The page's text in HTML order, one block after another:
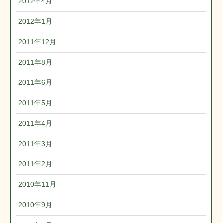
2012年1月
2011年12月
2011年8月
2011年6月
2011年5月
2011年4月
2011年3月
2011年2月
2010年11月
2010年9月